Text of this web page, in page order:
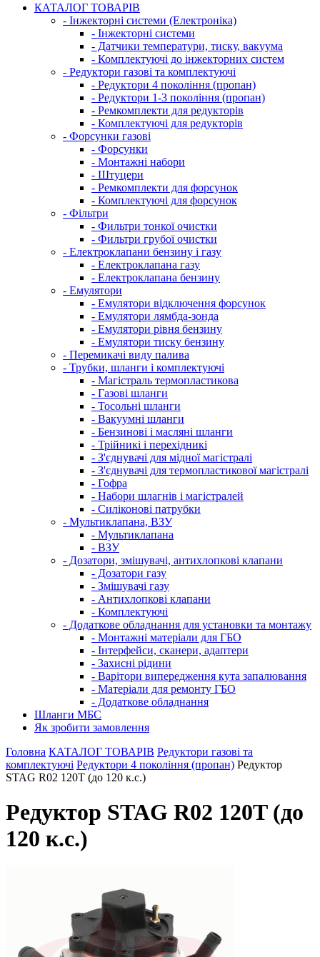
КАТАЛОГ ТОВАРІВ
- Інжекторні системи (Електроніка)
- Інжекторні системи
- Датчики температури, тиску, вакуума
- Комплектуючі до інжекторних систем
- Редуктори газові та комплектуючі
- Редуктори 4 покоління (пропан)
- Редуктори 1-3 покоління (пропан)
- Ремкомплекти для редукторів
- Комплектуючі для редукторів
- Форсунки газові
- Форсунки
- Монтажні набори
- Штуцери
- Ремкомплекти для форсунок
- Комплектуючі для форсунок
- Фільтри
- Фильтри тонкої очистки
- Фильтри грубої очистки
- Електроклапани бензину і газу
- Електроклапана газу
- Електроклапана бензину
- Емулятори
- Емулятори відключення форсунок
- Емулятори лямбда-зонда
- Емулятори рівня бензину
- Емулятори тиску бензину
- Перемикачі виду палива
- Трубки, шланги і комплектуючі
- Магістраль термопластикова
- Газові шланги
- Тосольні шланги
- Вакуумні шланги
- Бензинові і масляні шланги
- Трійникі і перехідникі
- З'єднувачі для мідної магістралі
- З'єднувачі для термопластикової магістралі
- Гофра
- Набори шлагнів і магістралей
- Силіконові патрубки
- Мультиклапана, ВЗУ
- Мультиклапана
- ВЗУ
- Дозатори, змішувачі, антихлопкові клапани
- Дозатори газу
- Змішувачі газу
- Антихлопкові клапани
- Комплектуючі
- Додаткове обладнання для установки та монтажу
- Монтажні матеріали для ГБО
- Інтерфейси, сканери, адаптери
- Захисні рідини
- Варітори випередження кута запалювання
- Матеріали для ремонту ГБО
- Додаткове обладнання
Шланги МБС
Як зробити замовлення
Головна КАТАЛОГ ТОВАРІВ Редуктори газові та
комплектуючі Редуктори 4 покоління (пропан) Редуктор
STAG R02 120T (до 120 к.с.)
Редуктор STAG R02 120T (до
120 к.с.)